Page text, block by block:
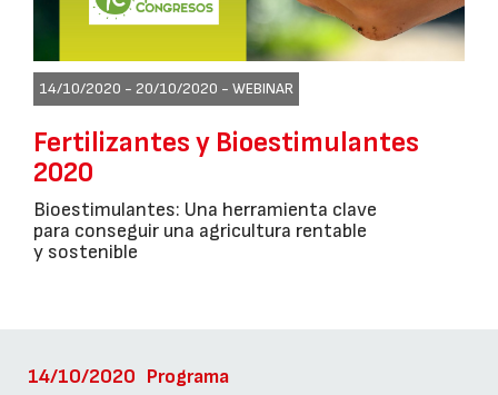
14/10/2020 - 20/10/2020 - WEBINAR
Fertilizantes y Bioestimulantes
2020
Bioestimulantes: Una herramienta clave
para conseguir una agricultura rentable
y sostenible
14/10/2020 Programa